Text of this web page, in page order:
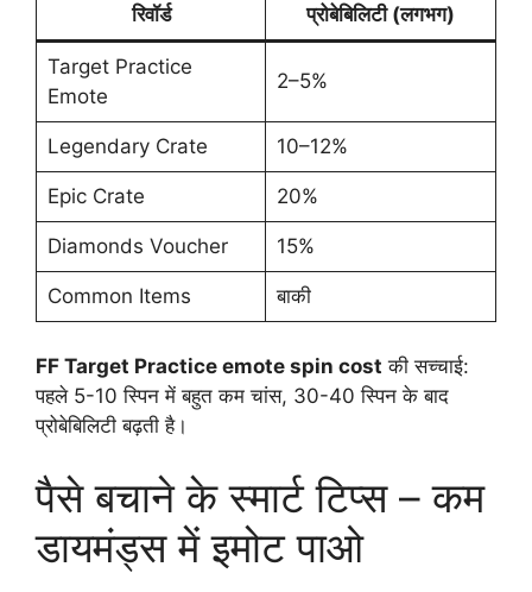
रिवॉर्ड प्रोबेबिलिटी (लगभग)
Target Practice
Emote
2–5%
Legendary Crate 10–12%
Epic Crate 20%
Diamonds Voucher 15%
Common Items बाकी
FF Target Practice emote spin cost की सच्चाई:
पहले 5-10 स्पिन में बहुत कम चांस, 30-40 स्पिन के बाद
प्रोबेबिलिटी बढ़ती है।
पैसे बचाने के स्मार्ट टिप्स – कम
डायमंड्स में इमोट पाओ